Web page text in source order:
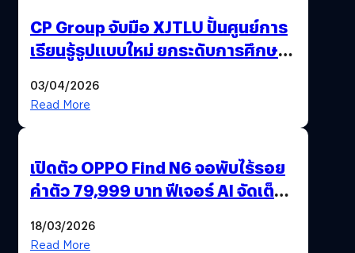
CP Group จับมือ XJTLU ปั้นศูนย์การ
เรียนรู้รูปแบบใหม่ ยกระดับการศึกษา
03/04/2026
Read More
เปิดตัว OPPO Find N6 จอพับไร้รอย
ค่าตัว 79,999 บาท ฟีเจอร์ AI จัดเต็ม
18/03/2026
Read More